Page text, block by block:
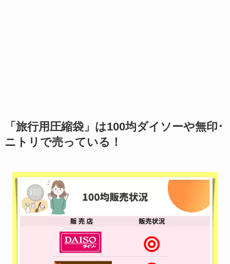
「旅行用圧縮袋」は100均ダイソーや無印･
ニトリで売っている！